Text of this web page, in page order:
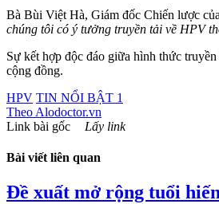
Bà Bùi Việt Hà, Giám đốc Chiến lược
chúng tôi có ý tưởng truyền tải về HPV
Sự kết hợp độc đáo giữa hình thức
cộng đồng.
HPV TIN NỔI BẬT 1
Theo Alodoctor.vn
Link bài gốc
Lấy link
Bài viết liên quan
Đề xuất mở rộng tuổi